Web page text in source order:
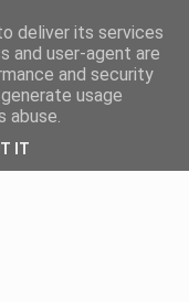
deliver its services
and user-agent are
and security
usage
abuse.
IT